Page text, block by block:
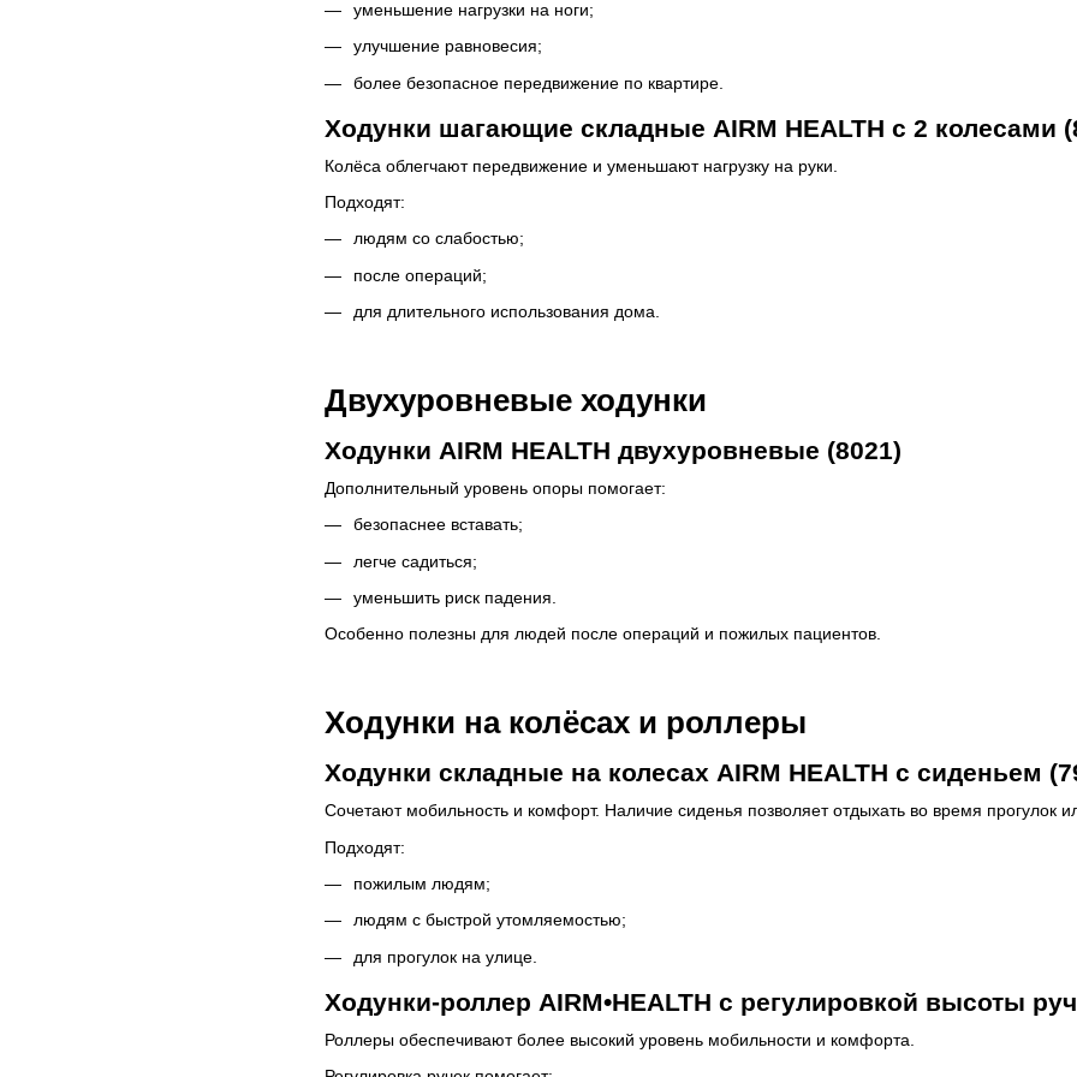
уменьшение нагрузки на ноги;
улучшение равновесия;
более безопасное передвижение по квартире.
Ходунки шагающие складные AIRM HEALTH с 2 колесами
Колёса облегчают передвижение и уменьшают нагрузку на руки.
Подходят:
людям со слабостью;
после операций;
для длительного использования дома.
Двухуровневые ходунки
Ходунки AIRM HEALTH двухуровневые (8021)
Дополнительный уровень опоры помогает:
безопаснее вставать;
легче садиться;
уменьшить риск падения.
Особенно полезны для людей после операций и пожилых пациентов.
Ходунки на колёсах и роллеры
Ходунки складные на колесах AIRM HEALTH с сиденьем
Сочетают мобильность и комфорт. Наличие сиденья позволяет отдыхать во время прогулок
Подходят:
пожилым людям;
людям с быстрой утомляемостью;
для прогулок на улице.
Ходунки-роллер AIRM•HEALTH с регулировкой высоты
Роллеры обеспечивают более высокий уровень мобильности и комфорта.